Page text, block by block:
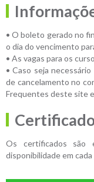
• O boleto gerado no
o dia do vencimento
• As vagas para os
• Caso seja
de cancelamento no
Frequentes deste site
Os certificados são
disponibilidade em